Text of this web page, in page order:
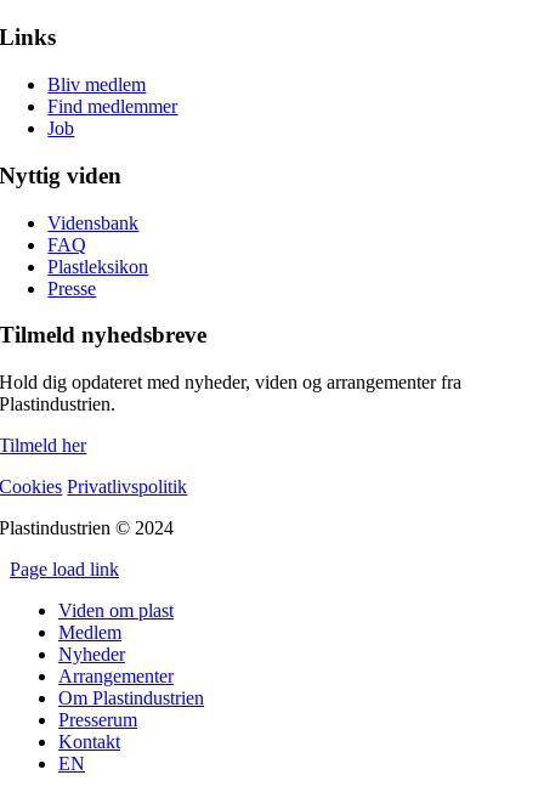
Links
Bliv medlem
Find medlemmer
Job
Nyttig viden
Vidensbank
FAQ
Plastleksikon
Presse
Tilmeld nyhedsbreve
Hold dig opdateret med nyheder, viden og arrangementer fra
Plastindustrien.
Tilmeld her
Cookies Privatlivspolitik
Plastindustrien © 2024
Page load link
Viden om plast
Medlem
Nyheder
Arrangementer
Om Plastindustrien
Presserum
Kontakt
EN